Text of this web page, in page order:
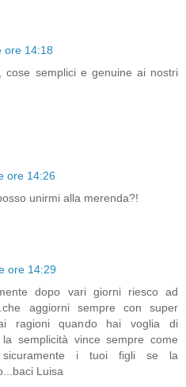
ore 14:18
cose semplici e genuine ai nostri
ore 14:26
unirmi alla merenda?!
ore 14:29
dopo vari giorni riesco ad
aggiorni sempre con super
ragioni quando hai voglia di
semplicità vince sempre come
sicuramente i tuoi figli se la
Luisa